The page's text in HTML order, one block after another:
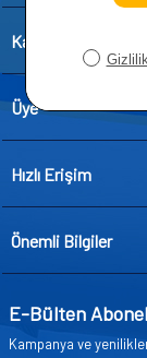
Kategoriler
Üye
Hızlı Erişim
Önemli Bilgiler
E-Bülten
Kampanya ve